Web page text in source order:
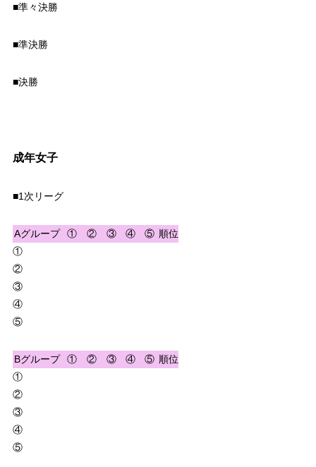
■準々決勝
■準決勝
■決勝
成年女子
■1次リーグ
Aグループ ① ② ③ ④ ⑤ 順位
①
②
③
④
⑤
Bグループ ① ② ③ ④ ⑤ 順位
①
②
③
④
⑤